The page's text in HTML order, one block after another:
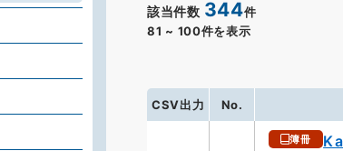
該当件数 344件
81 ~ 100件を表示
CSV出力 No.
簿冊